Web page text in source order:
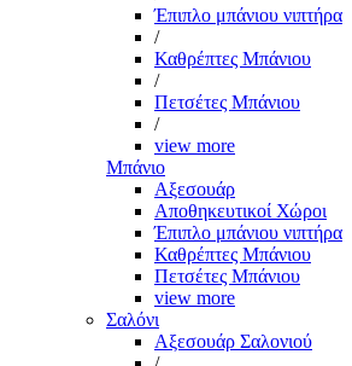
Έπιπλο μπάνιου νιπτήρα
/
Καθρέπτες Μπάνιου
/
Πετσέτες Μπάνιου
/
view more
Μπάνιο
Αξεσουάρ
Αποθηκευτικοί Χώροι
Έπιπλο μπάνιου νιπτήρα
Καθρέπτες Μπάνιου
Πετσέτες Μπάνιου
view more
Σαλόνι
Αξεσουάρ Σαλονιού